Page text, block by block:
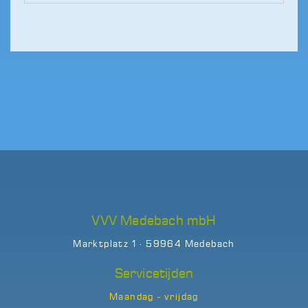
VVV Medebach mbH
Marktplatz 1 · 59964 Medebach
Servicetijden
Maandag - vrijdag